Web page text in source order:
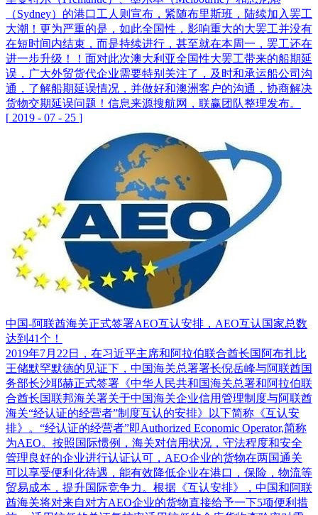
（Sydney）的港口工人则宣布，紧随布里斯班，陆续加入罢工
大潮！更为严重的是，如此全国性，影响重大的大罢工并没有
在短时间内结束，而是持续进行，甚至就在本周一，罢工还在
进一步升级！！面对此次澳大利亚全国性大罢工带来的船期延
误，广大外贸货代企业需要特别关注了，及时和承运船公司沟
通，了解船期延误情况，并做好和澳洲客户的沟通，协商解决
货物交期延误问题！信息来源搜航网，联赢团队整理发布。
[ 2019 - 07 - 25 ]
中国-阿联酋海关正式签署AEO互认安排，AEO互认国家总数
达到41个！
2019年7月22日，在习近平主席和阿拉伯联合酋长国阿布扎比
王储默罕默德的见证下，中国海关总署署长倪岳峰与阿联酋国
务部长沙耶赫正式签署《中华人民共和国海关总署和阿拉伯联
合酋长国联邦海关署关于中国海关企业信用管理制度与阿联酋
海关“经认证的经营者”制度互认的安排》以下简称《互认安
排》。“经认证的经营者”即Authorized Economic Operator,简称
为AEO。按照国际惯例，海关对信用状况，守法程度和安全
管理良好的企业进行认证认可，AEO企业的货物在两国通关
可以享受便利化待遇，能有效降低企业在港口，保险，物流等
贸易成本，提升国际竞争力。根据《互认安排》，中国和阿联
酋海关将对来自对方AEO企业的货物直接给予一下5项便利措